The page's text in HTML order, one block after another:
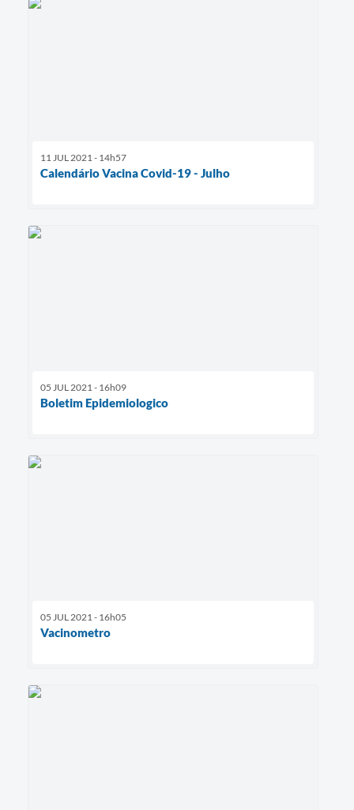
11 JUL 2021 - 14h57
Calendário Vacina Covid-19 - Julho
05 JUL 2021 - 16h09
Boletim Epidemiologico
05 JUL 2021 - 16h05
Vacinometro